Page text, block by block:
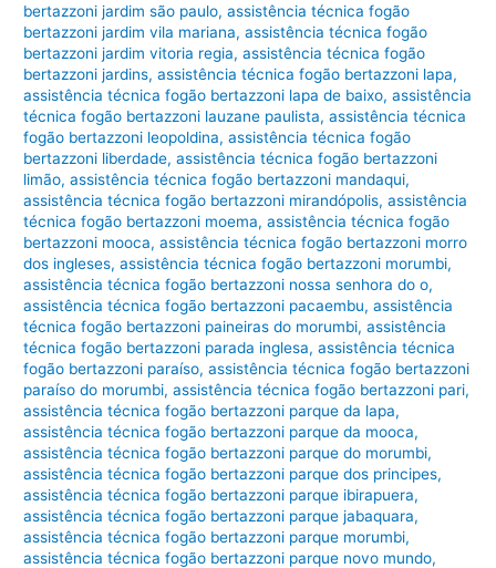
bertazzoni jardim são paulo,assistência técnica fogão
bertazzoni jardim vila mariana,assistência técnica fogão
bertazzoni jardim vitoria regia,assistência técnica fogão
bertazzoni jardins,assistência técnica fogão bertazzoni lapa,
assistência técnica fogão bertazzoni lapa de baixo,assistência
técnica fogão bertazzoni lauzane paulista,assistência técnica
fogão bertazzoni leopoldina,assistência técnica fogão
bertazzoni liberdade,assistência técnica fogão bertazzoni
limão,assistência técnica fogão bertazzoni mandaqui,
assistência técnica fogão bertazzoni mirandópolis,assistência
técnica fogão bertazzoni moema,assistência técnica fogão
bertazzoni mooca,assistência técnica fogão bertazzoni morro
dos ingleses,assistência técnica fogão bertazzoni morumbi,
assistência técnica fogão bertazzoni nossa senhora do o,
assistência técnica fogão bertazzoni pacaembu,assistência
técnica fogão bertazzoni paineiras do morumbi,assistência
técnica fogão bertazzoni parada inglesa,assistência técnica
fogão bertazzoni paraíso,assistência técnica fogão bertazzoni
paraíso do morumbi,assistência técnica fogão bertazzoni pari,
assistência técnica fogão bertazzoni parque da lapa,
assistência técnica fogão bertazzoni parque da mooca,
assistência técnica fogão bertazzoni parque do morumbi,
assistência técnica fogão bertazzoni parque dos principes,
assistência técnica fogão bertazzoni parque ibirapuera,
assistência técnica fogão bertazzoni parque jabaquara,
assistência técnica fogão bertazzoni parque morumbi,
assistência técnica fogão bertazzoni parque novo mundo,